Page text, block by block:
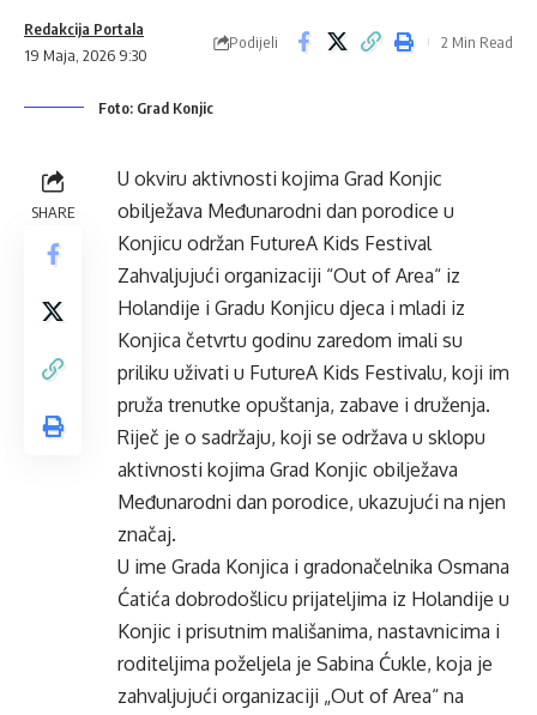
19 Maja, 2026 9:30
Redakcija Portala
Podijeli 2 Min Read
Foto: Grad Konjic
SHARE
U okviru aktivnosti kojima Grad Konjic
obilježava Međunarodni dan porodice u
Konjicu održan FutureA Kids Festival
Zahvaljujući organizaciji “Out of Area“ iz
Holandije i Gradu Konjicu djeca i mladi iz
Konjica četvrtu godinu zaredom imali su
priliku uživati u FutureA Kids Festivalu, koji im
pruža trenutke opuštanja, zabave i druženja.
Riječ je o sadržaju, koji se održava u sklopu
aktivnosti kojima Grad Konjic obilježava
Međunarodni dan porodice, ukazujući na njen
značaj.
U ime Grada Konjica i gradonačelnika Osmana
Ćatića dobrodošlicu prijateljima iz Holandije u
Konjic i prisutnim mališanima, nastavnicima i
roditeljima poželjela je Sabina Ćukle, koja je
zahvaljujući organizaciji „Out of Area“ na